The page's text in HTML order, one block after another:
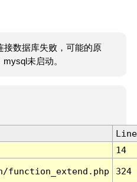
接数据库失败，可能的原
未启动。
Line
14
function_extend.php 324